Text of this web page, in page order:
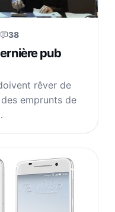
38
pub
rêver de
emprunts de